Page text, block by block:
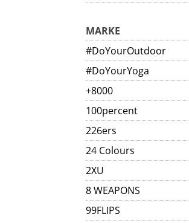
MARKE
#DoYourOutdoor
#DoYourYoga
+8000
100percent
226ers
24 Colours
2XU
8 WEAPONS
99FLIPS